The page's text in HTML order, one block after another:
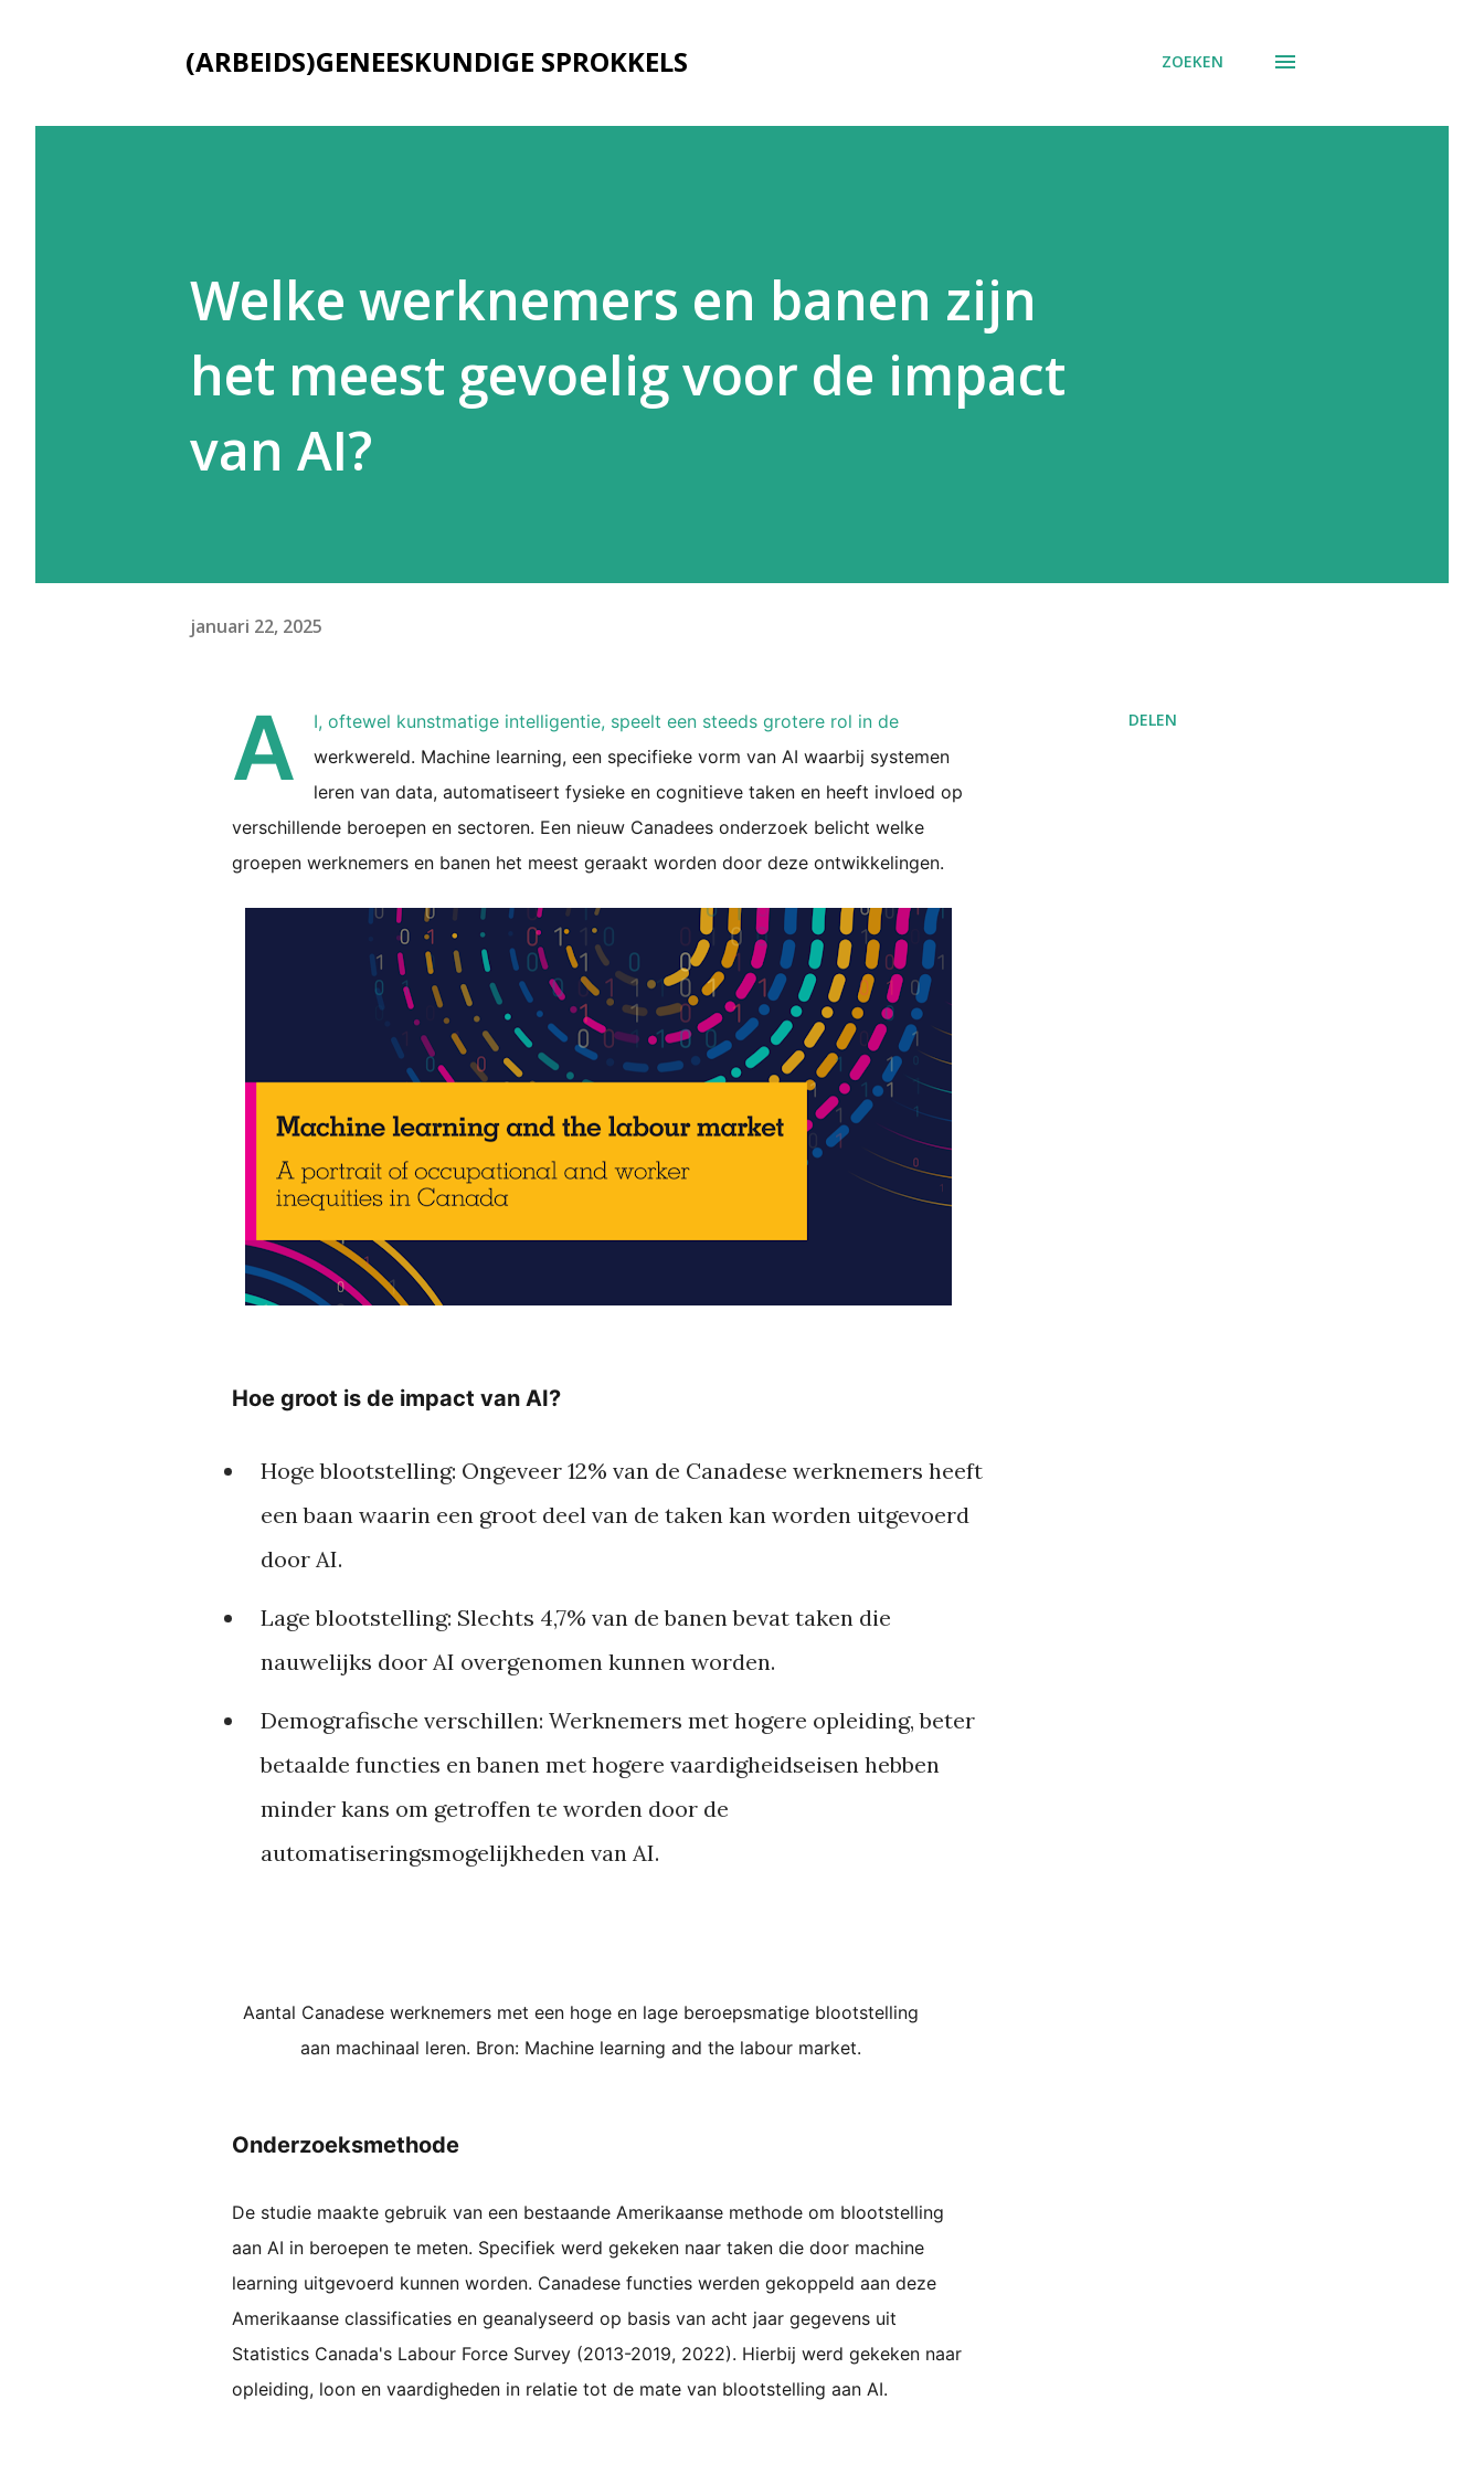
(ARBEIDS)GENEESKUNDIGE SPROKKELS ZOEKEN
Welke werknemers en banen zijn
het meest gevoelig voor de impact
van AI?
januari 22, 2025
A
I, oftewel kunstmatige intelligentie, speelt een steeds grotere rol in de
werkwereld. Machine learning, een specifieke vorm van AI waarbij systemen
leren van data, automatiseert fysieke en cognitieve taken en heeft invloed op
verschillende beroepen en sectoren. Een nieuw Canadees onderzoek belicht welke
groepen werknemers en banen het meest geraakt worden door deze ontwikkelingen.
Hoe groot is de impact van AI?
Hoge blootstelling: Ongeveer 12% van de Canadese werknemers heeft
een baan waarin een groot deel van de taken kan worden uitgevoerd
door AI.
Lage blootstelling: Slechts 4,7% van de banen bevat taken die
nauwelijks door AI overgenomen kunnen worden.
Demografische verschillen: Werknemers met hogere opleiding, beter
betaalde functies en banen met hogere vaardigheidseisen hebben
minder kans om getroffen te worden door de
automatiseringsmogelijkheden van AI.
Aantal Canadese werknemers met een hoge en lage beroepsmatige blootstelling
aan machinaal leren. Bron: Machine learning and the labour market.
Onderzoeksmethode
De studie maakte gebruik van een bestaande Amerikaanse methode om blootstelling
aan AI in beroepen te meten. Specifiek werd gekeken naar taken die door machine
learning uitgevoerd kunnen worden. Canadese functies werden gekoppeld aan deze
Amerikaanse classificaties en geanalyseerd op basis van acht jaar gegevens uit
Statistics Canada's Labour Force Survey (2013-2019, 2022). Hierbij werd gekeken naar
opleiding, loon en vaardigheden in relatie tot de mate van blootstelling aan AI.
DELEN